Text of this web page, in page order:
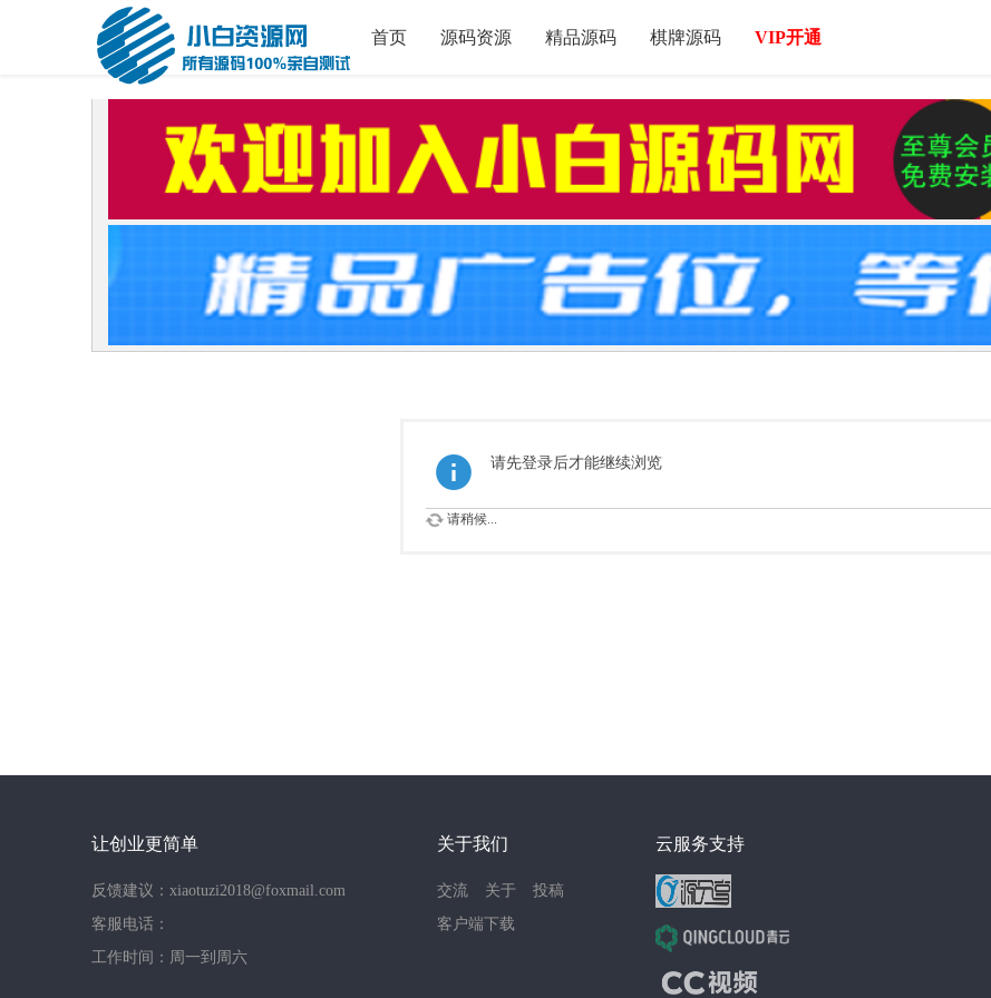
首页 源码资源 精品源码 棋牌源码 VIP开通
请先登录后才能继续浏览
请稍候...
让创业更简单
反馈建议：xiaotuzi2018@foxmail.com
客服电话：
工作时间：周一到周六
关于我们
交流 关于
投稿
客户端下载
云服务支持